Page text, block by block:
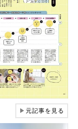
▶元記事を見る